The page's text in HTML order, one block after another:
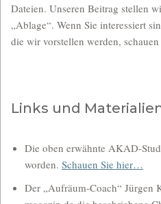
Dateien. Unseren Beitrag stellen
„Ablage“. Wenn Sie interessiert
die wir vorstellen werden,
Links und
Die oben erwähnte AKAD-
worden. Schauen Sie hier…
Der „Aufräum-Coach“ Jürgen